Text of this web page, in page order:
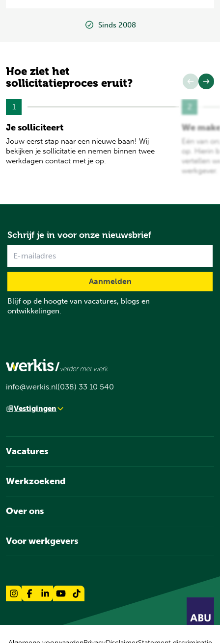
1.200+ vacatures
Hoe ziet het
sollicitatieproces eruit?
1
Je solliciteert
Jouw eerst stap naar een nieuwe baan! Wij
bekijken je sollicitatie en nemen binnen twee
werkdagen contact met je op.
We
Eén van
op. Hierin
vertellen
werkgever.
Schrijf je in voor onze nieuwsbrief
Blijf op de hoogte van vacatures, blogs en
ontwikkelingen.
info@werkis.nl(038) 33 10 540
Vestigingen
Vacatures
Werkzoekend
Over ons
Voor werkgevers